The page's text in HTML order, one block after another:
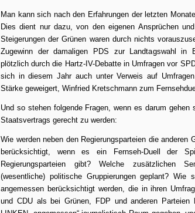
Man kann sich nach den Erfahrungen der letzten
Dies dient nur dazu, von den eigenen Ansprüchen
Steigerungen der Grünen waren durch nichts
Zugewinn der damaligen PDS zur Landtagswahl in
plötzlich durch die Hartz-IV-Debatte in Umfragen vor
sich in diesem Jahr auch unter Verweis auf
Stärke geweigert, Winfried Kretschmann zum
Und so stehen folgende Fragen, wenn es darum gehen
Staatsvertrags gerecht zu werden:
Wie werden neben den Regierungsparteien die anderen
berücksichtigt, wenn es ein Fernseh-Duell der
Regierungsparteien gibt? Welche zusätzlichen
(wesentliche) politische Gruppierungen geplant? Wie
angemessen berücksichtigt werden, die in ihren
und CDU als bei Grünen, FDP und anderen Parteien